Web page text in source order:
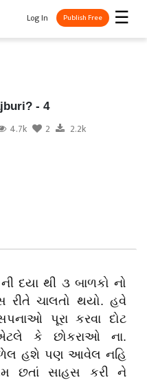
☰
Log In Publish Free
- 4
4.7k 2 2.2k
દયા થી ૩ બાળકો નો
રીતે ચાલતો થયો. હવે
પૂરા કરવા દોટ
એટલે કે છોકરાઓ ના.
હશે પણ આવેલ નહિ
છતાં સાહસ કરી ને